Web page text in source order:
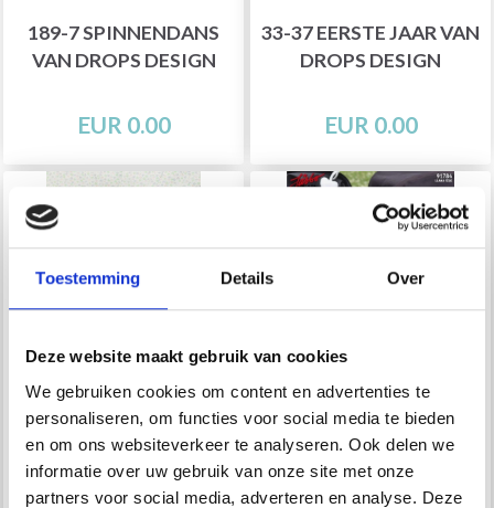
Toestemming Details Over
Deze website maakt gebruik van cookies
We gebruiken cookies om content en advertenties te
personaliseren, om functies voor social media te bieden
en om ons websiteverkeer te analyseren. Ook delen we
informatie over uw gebruik van onze site met onze
partners voor social media, adverteren en analyse. Deze
189-7 SPINNENDANS
VAN DROPS DESIGN
EUR 0.00
33-37 EERSTE JAAR VAN
DROPS DESIGN
EUR 0.00
33-1 SLAAPKOP BY
DROPS DESIGN
91784 BABYDEKEN IN
OMA-ACHTERKANTEN